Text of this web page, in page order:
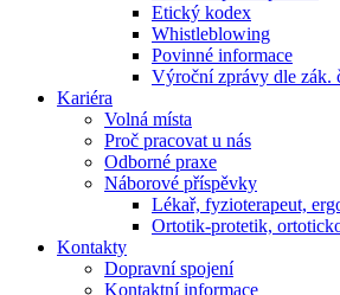
Etický kodex
Whistleblowing
Povinné informace
Výroční zprávy dle zák.
Kariéra
Volná místa
Proč pracovat u nás
Odborné praxe
Náborové příspěvky
Lékař, fyzioterapeut,
Ortotik-protetik,
Kontakty
Dopravní spojení
Kontaktní informace